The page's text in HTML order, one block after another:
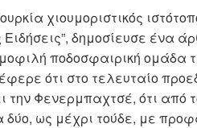
χιουμοριστικός
δημοσίευσε ένα
ποδοσφαιρική ομάδα
ότι στο τελευταίο
την Φενερμπαχτσέ, ότι
δύο, ως μέχρι τούδε, με